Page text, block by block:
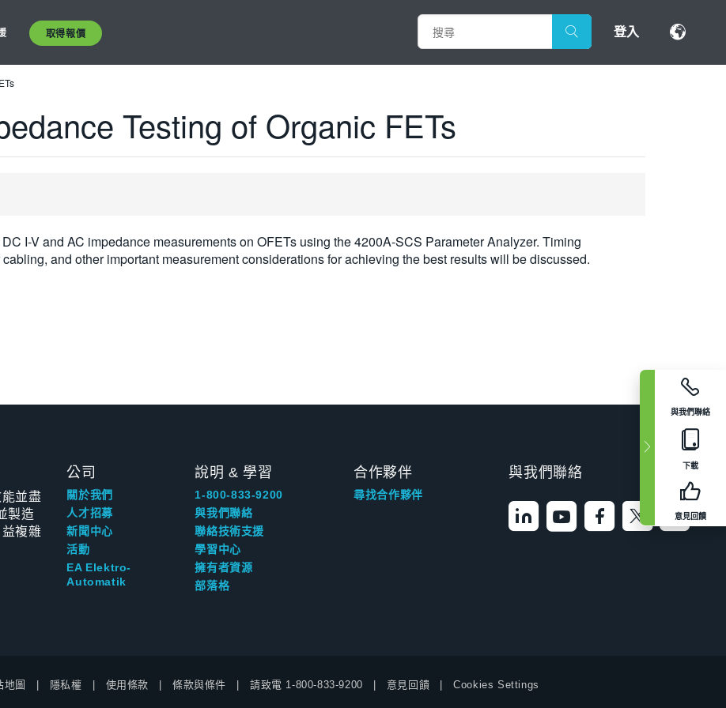
取得報價 登入
與我們聯絡
下載
意見回饋
Testing of Organic FETs
I-V and AC impedance measurements on OFETs using the 4200A-SCS Parameter Analyzer. Timing
and other important measurement considerations for achieving the best results will be discussed.
並盡
製造
複雜
公司
關於我們
人才招募
新聞中心
活動
EA Elektro-
Automatik
說明 & 學習
1-800-833-9200
與我們聯絡
聯絡技術支援
學習中心
擁有者資源
部落格
合作夥伴
尋找合作夥伴
與我們聯絡
地圖 隱私權 使用條款 條款與條件 請致電 1-800-833-9200 意見回饋 Cookies Settings